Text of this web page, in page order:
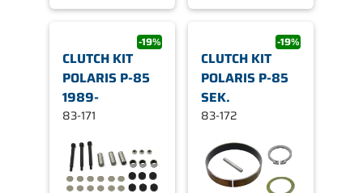
-19%
CLUTCH KIT
POLARIS P-85
1989-
83-171
-19%
CLUTCH KIT
POLARIS P-85
SEK.
83-172